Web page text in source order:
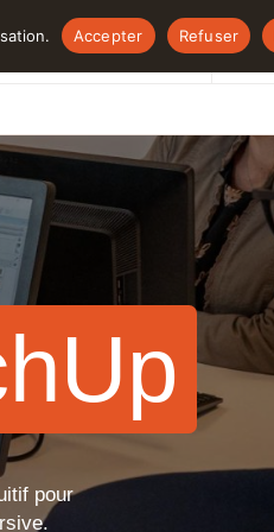
Qui sommes-nous ?
pour
Accepter Refuser